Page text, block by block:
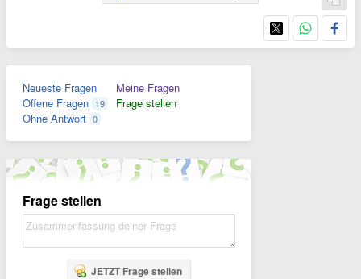
Neueste Fragen
Offene Fragen 19
Ohne Antwort 0
Meine Fragen
Frage stellen
Frage stellen
JETZT Frage stellen